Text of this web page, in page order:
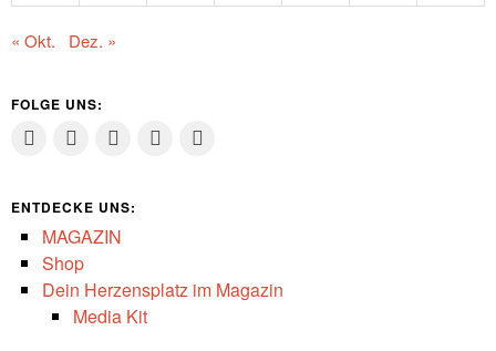
« Okt. Dez. »
FOLGE UNS:
ENTDECKE UNS:
MAGAZIN
Shop
Dein Herzensplatz im Magazin
Media Kit